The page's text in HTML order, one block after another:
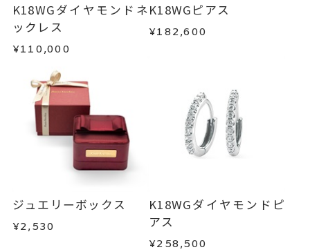
K18WGダイヤモンドネ
ックレス
¥110,000
K18WGピアス
¥182,600
ジュエリーボックス
¥2,530
K18WGダイヤモンドピ
アス
¥258,500